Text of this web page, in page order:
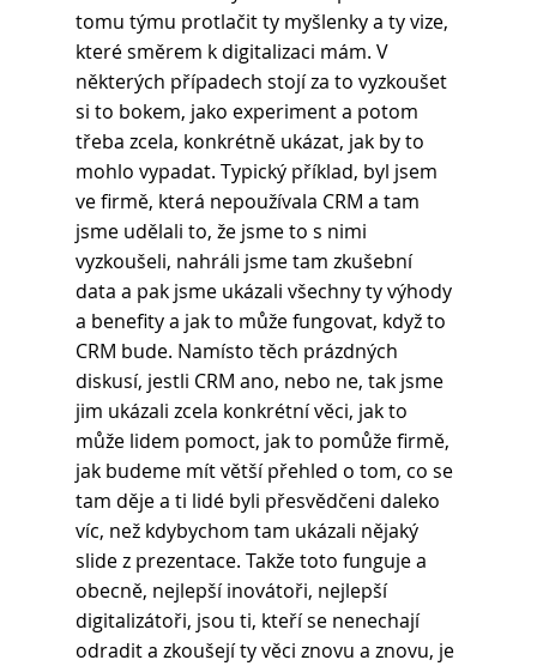
tomu týmu protlačit ty myšlenky a ty vize,
které směrem k digitalizaci mám. V
některých případech stojí za to vyzkoušet
si to bokem, jako experiment a potom
třeba zcela, konkrétně ukázat, jak by to
mohlo vypadat. Typický příklad, byl jsem
ve firmě, která nepoužívala CRM a tam
jsme udělali to, že jsme to s nimi
vyzkoušeli, nahráli jsme tam zkušební
data a pak jsme ukázali všechny ty výhody
a benefity a jak to může fungovat, když to
CRM bude. Namísto těch prázdných
diskusí, jestli CRM ano, nebo ne, tak jsme
jim ukázali zcela konkrétní věci, jak to
může lidem pomoct, jak to pomůže firmě,
jak budeme mít větší přehled o tom, co se
tam děje a ti lidé byli přesvědčeni daleko
víc, než kdybychom tam ukázali nějaký
slide z prezentace. Takže toto funguje a
obecně, nejlepší inovátoři, nejlepší
digitalizátoři, jsou ti, kteří se nenechají
odradit a zkoušejí ty věci znovu a znovu, je